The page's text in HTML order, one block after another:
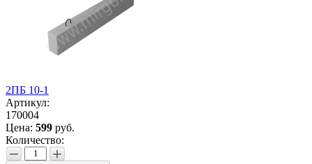
2ПБ 10-1
Артикул:
170004
Цена: 599 руб.
Количество:
− +